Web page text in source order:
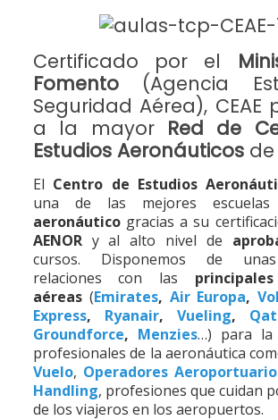
Certificado por el
Fomento(Agencia
Seguridad Aérea), CEAE
a la mayor Red de
Estudios Aeronáuticosde
El Centro de Estudios
una de las mejores
aeronáuticogracias a su
AENORy al alto nivel de
cursos. Disponemos de unas
relaciones con las
aéreas(Emirates, Air Europa,
Express, Ryanair, Vueling,
Groundforce, Menzies…) para la
profesionales de la aeronáutica
Vuelo, Operadores
Handling, profesiones que cuidan
de los viajeros en los aeropuertos.